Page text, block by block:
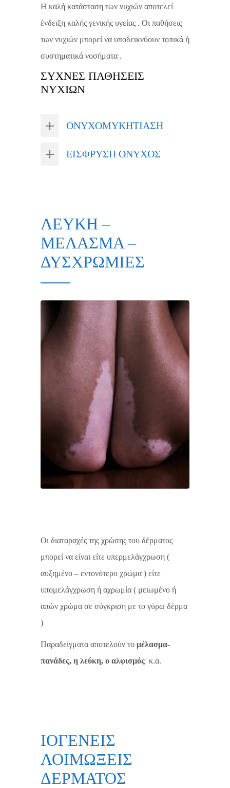
Η καλή κατάσταση των νυχιών αποτελεί
ένδειξη καλής γενικής υγείας . Οι παθήσεις
των νυχιών μπορεί να υποδεικνύουν τοπικά ή
συστηματικά νοσήματα .
ΣΥΧΝΕΣ ΠΑΘΗΣΕΙΣ
ΝΥΧΙΩΝ
ΟΝΥΧΟΜΥΚΗΤΙΑΣΗ
ΕΙΣΦΡΥΣΗ ΟΝΥΧΟΣ
ΛΕΥΚΗ –
ΜΕΛΑΣΜΑ –
ΔΥΣΧΡΩΜΙΕΣ
Οι διαταραχές της χρώσης του δέρματος
μπορεί να είναι είτε υπερμελάγχρωση (
αυξημένο – εντονότερο χρώμα ) είτε
υπομελάγχρωση ή αχρωμία ( μειωμένο ή
απών χρώμα σε σύγκριση με το γύρω δέρμα
)
Παραδείγματα αποτελούν το μέλασμα-
πανάδες, η λεύκη, ο αλφισμός κ.α.
ΙΟΓΕΝΕΙΣ
ΛΟΙΜΩΞΕΙΣ
ΔΕΡΜΑΤΟΣ